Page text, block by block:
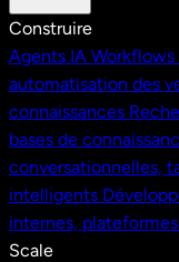
Construire
Agents IA
automatisation des
connaissances
bases de
conversationnelles,
intelligents
internes, plateformes
Scale